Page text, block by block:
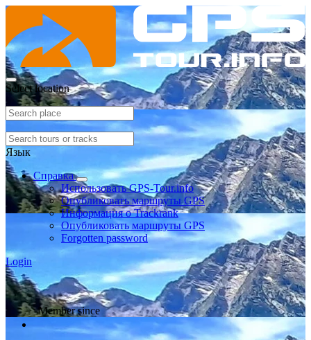
Select location
Язык
Справка
Использовать GPS-Tour.info
Опубликовать маршруты GPS
Информация о Trackrank
Опубликовать маршруты GPS
Forgotten password
Login
Member since